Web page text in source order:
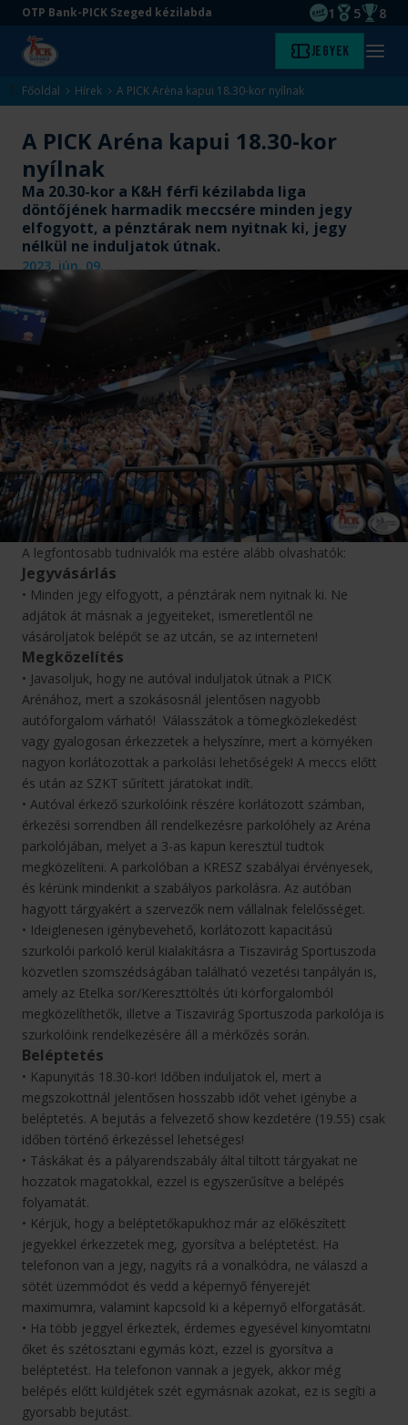
Ugrás
tartalomra
Ugrás
aljára
OTP Bank-PICK Szeged kézilabda
EHF
1
Magyar
5 8
Kezdőlap Jegyek Menü
Főoldal Hírek A PICK Aréna kapui 18.30-kor nyílnak
A PICK Aréna kapui 18.30-kor
nyílnak
Ma 20.30-kor a K&H férfi kézilabda liga
döntőjének harmadik meccsére minden jegy
elfogyott, a pénztárak nem nyitnak ki, jegy
nélkül ne induljatok útnak.
2023. jún. 09.
A legfontosabb tudnivalók ma estére alább olvashatók:
Jegyvásárlás
• Minden jegy elfogyott, a pénztárak nem nyitnak ki. Ne
adjátok át másnak a jegyeiteket, ismeretlentől ne
vásároljatok belépőt se az utcán, se az interneten!
Megközelítés
• Javasoljuk, hogy ne autóval induljatok útnak a PICK
Arénához, mert a szokásosnál jelentősen nagyobb
autóforgalom várható! Válasszátok a tömegközlekedést
vagy gyalogosan érkezzetek a helyszínre, mert a környéken
nagyon korlátozottak a parkolási lehetőségek! A meccs előtt
és után az SZKT sűrített járatokat indít.
• Autóval érkező szurkolóink részére korlátozott számban,
érkezési sorrendben áll rendelkezésre parkolóhely az Aréna
parkolójában, melyet a 3-as kapun keresztül tudtok
megközelíteni. A parkolóban a KRESZ szabályai érvényesek,
és kérünk mindenkit a szabályos parkolásra. Az autóban
hagyott tárgyakért a szervezők nem vállalnak felelősséget.
• Ideiglenesen igénybevehető, korlátozott kapacitású
szurkolói parkoló kerül kialakításra a Tiszavirág Sportuszoda
közvetlen szomszédságában található vezetési tanpályán is,
amely az Etelka sor/Kereszttöltés úti körforgalomból
megközelíthetők, illetve a Tiszavirág Sportuszoda parkolója is
szurkolóink rendelkezésére áll a mérkőzés során.
Beléptetés
• Kapunyitás 18.30-kor! Időben induljatok el, mert a
megszokottnál jelentősen hosszabb időt vehet igénybe a
beléptetés. A bejutás a felvezető show kezdetére (19.55) csak
időben történő érkezéssel lehetséges!
• Táskákat és a pályarendszabály által tiltott tárgyakat ne
hozzatok magatokkal, ezzel is egyszerűsítve a belépés
folyamatát.
• Kérjük, hogy a beléptetőkapukhoz már az előkészített
jegyekkel érkezzetek meg, gyorsítva a beléptetést. Ha
telefonon van a jegy, nagyíts rá a vonalkódra, ne válaszd a
sötét üzemmódot és vedd a képernyő fényerejét
maximumra, valamint kapcsold ki a képernyő elforgatását.
• Ha több jeggyel érkeztek, érdemes egyesével kinyomtatni
őket és szétosztani egymás közt, ezzel is gyorsítva a
beléptetést. Ha telefonon vannak a jegyek, akkor még
belépés előtt küldjétek szét egymásnak azokat, ez is segíti a
gyorsabb bejutást.